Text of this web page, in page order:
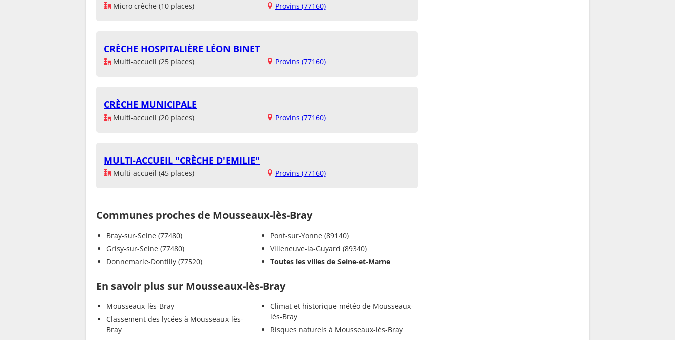
Micro crèche (10 places) Provins (77160)
CRÈCHE HOSPITALIÈRE LÉON BINET
Multi-accueil (25 places) Provins (77160)
CRÈCHE MUNICIPALE
Multi-accueil (20 places) Provins (77160)
MULTI-ACCUEIL "CRÈCHE D'EMILIE"
Multi-accueil (45 places) Provins (77160)
Communes proches de Mousseaux-lès-Bray
Bray-sur-Seine (77480)
Grisy-sur-Seine (77480)
Donnemarie-Dontilly (77520)
Pont-sur-Yonne (89140)
Villeneuve-la-Guyard (89340)
Toutes les villes de Seine-et-Marne
En savoir plus sur Mousseaux-lès-Bray
Mousseaux-lès-Bray
Classement des lycées à Mousseaux-lès-
Bray
Climat et historique météo de Mousseaux-
lès-Bray
Risques naturels à Mousseaux-lès-Bray